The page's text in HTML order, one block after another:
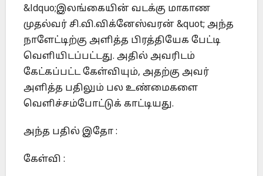
&ldquo;இலங்கையின் வடக்கு மாகாண
முதல்வர் சி.வி.விக்னேஸ்வரன் &quot; அந்த
நாளேட்டிற்கு அளித்த பிரத்தியேக பேட்டி
வெளியிடப்பட்டது. அதில் அவரிடம்
கேட்கப்பட்ட கேள்வியும், அதற்கு அவர்
அளித்த பதிலும் பல உண்மைகளை
வெளிச்சம்போட்டுக் காட்டியது.
அந்த பதில் இதோ :
கேள்வி :